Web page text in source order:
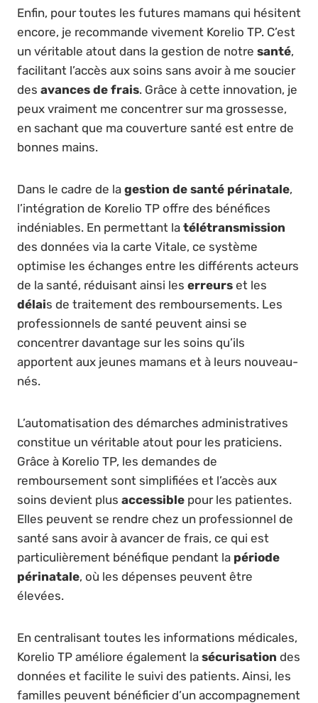
Enfin, pour toutes les futures mamans qui hésitent
encore, je recommande vivement Korelio TP. C’est
un véritable atout dans la gestion de notre santé,
facilitant l’accès aux soins sans avoir à me soucier
des avances de frais. Grâce à cette innovation, je
peux vraiment me concentrer sur ma grossesse,
en sachant que ma couverture santé est entre de
bonnes mains.
Dans le cadre de la gestion de santé périnatale,
l’intégration de Korelio TP offre des bénéfices
indéniables. En permettant la télétransmission
des données via la carte Vitale, ce système
optimise les échanges entre les différents acteurs
de la santé, réduisant ainsi les erreurs et les
délais de traitement des remboursements. Les
professionnels de santé peuvent ainsi se
concentrer davantage sur les soins qu’ils
apportent aux jeunes mamans et à leurs nouveau-
nés.
L’automatisation des démarches administratives
constitue un véritable atout pour les praticiens.
Grâce à Korelio TP, les demandes de
remboursement sont simplifiées et l’accès aux
soins devient plus accessible pour les patientes.
Elles peuvent se rendre chez un professionnel de
santé sans avoir à avancer de frais, ce qui est
particulièrement bénéfique pendant la période
périnatale, où les dépenses peuvent être
élevées.
En centralisant toutes les informations médicales,
Korelio TP améliore également la sécurisation des
données et facilite le suivi des patients. Ainsi, les
familles peuvent bénéficier d’un accompagnement